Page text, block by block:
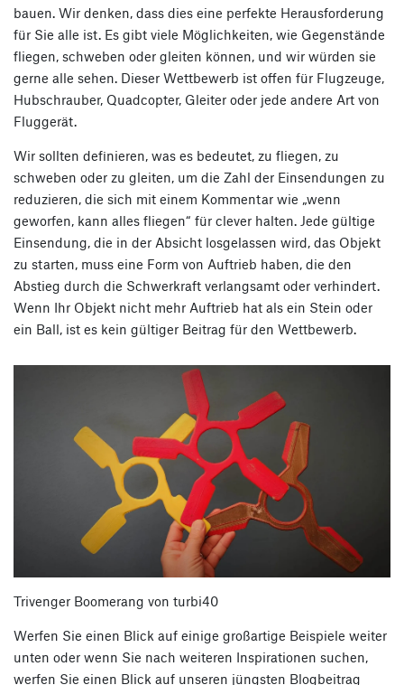
bauen. Wir denken, dass dies eine perfekte Herausforderung
für Sie alle ist. Es gibt viele Möglichkeiten, wie Gegenstände
fliegen, schweben oder gleiten können, und wir würden sie
gerne alle sehen. Dieser Wettbewerb ist offen für Flugzeuge,
Hubschrauber, Quadcopter, Gleiter oder jede andere Art von
Fluggerät.
Wir sollten definieren, was es bedeutet, zu fliegen, zu
schweben oder zu gleiten, um die Zahl der Einsendungen zu
reduzieren, die sich mit einem Kommentar wie „wenn
geworfen, kann alles fliegen“ für clever halten. Jede gültige
Einsendung, die in der Absicht losgelassen wird, das Objekt
zu starten, muss eine Form von Auftrieb haben, die den
Abstieg durch die Schwerkraft verlangsamt oder verhindert.
Wenn Ihr Objekt nicht mehr Auftrieb hat als ein Stein oder
ein Ball, ist es kein gültiger Beitrag für den Wettbewerb.
Trivenger Boomerang von turbi40
Werfen Sie einen Blick auf einige großartige Beispiele weiter
unten oder wenn Sie nach weiteren Inspirationen suchen,
werfen Sie einen Blick auf unseren jüngsten Blogbeitrag